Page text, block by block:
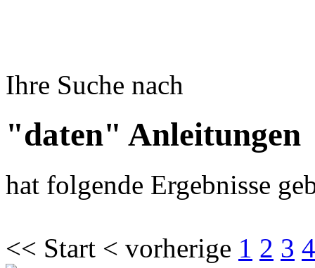
Ihre Suche nach
"daten" Anleitungen
hat folgende Ergebnisse
<< Start < vorherige 1 2 3 4